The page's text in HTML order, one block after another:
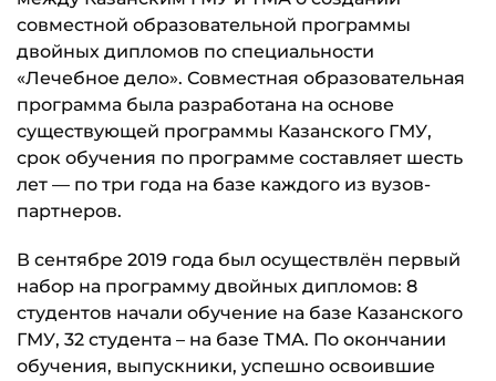
совместной образовательной программы
двойных дипломов по специальности
«Лечебное дело». Совместная образовательная
программа была разработана на основе
существующей программы Казанского ГМУ,
срок обучения по программе составляет шесть
лет — по три года на базе каждого из вузов-
партнеров.
В сентябре 2019 года был осуществлён первый
набор на программу двойных дипломов: 8
студентов начали обучение на базе Казанского
ГМУ, 32 студента – на базе ТМА. По окончании
обучения, выпускники, успешно освоившие